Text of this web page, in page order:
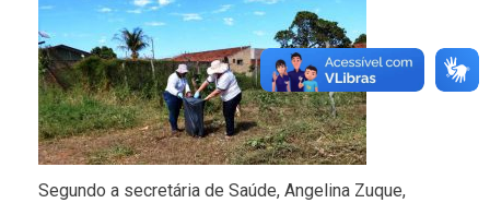
Segundo a secretária de Saúde, Angelina Zuque,